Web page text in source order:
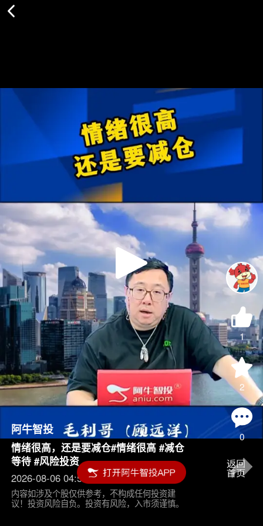
Play
Video
1
2
0
阿牛智投
情绪很高，还是要减仓#情绪很高 #减仓
等待 #风险投资
2026-08-06 04:55
内容如涉及个股仅供参考，不构成任何投资建
议！投资风险自负。投资有风险，入市须谨慎。